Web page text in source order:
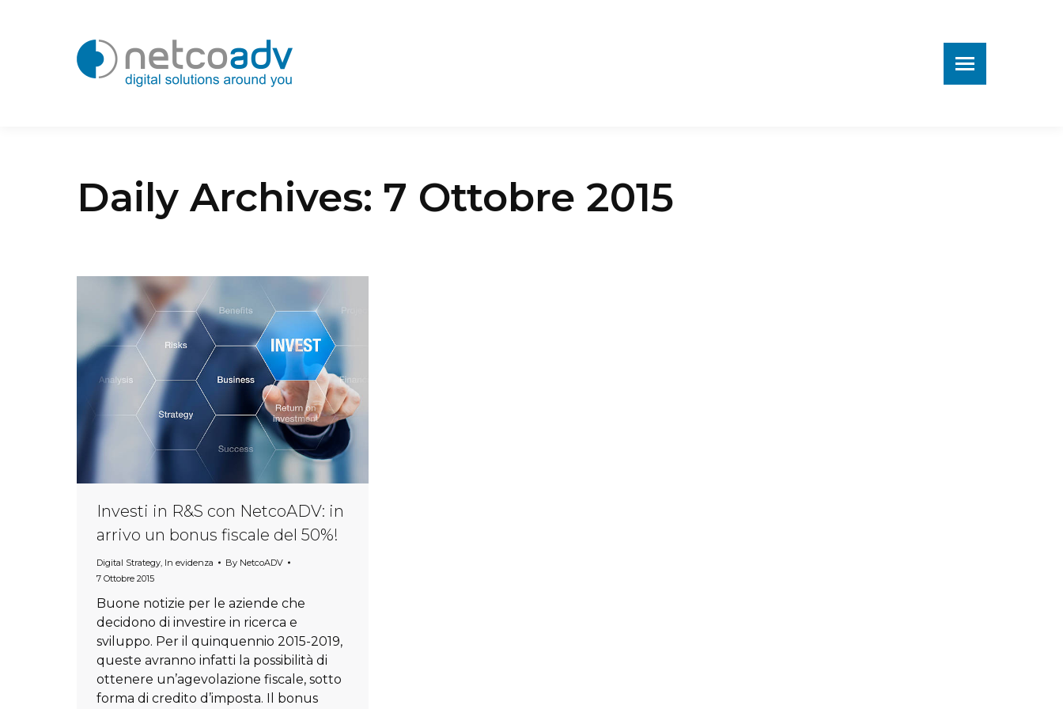
Daily Archives: 7 Ottobre 2015
Investi in R&S con NetcoADV: in
arrivo un bonus fiscale del 50%!
Digital Strategy In evidenza By NetcoADV
7 Ottobre 2015
Buone notizie per le aziende che
decidono di investire in ricerca e
sviluppo. Per il quinquennio 2015-2019,
queste avranno infatti la possibilità di
ottenere un’agevolazione fiscale, sotto
forma di credito d’imposta. Il bonus